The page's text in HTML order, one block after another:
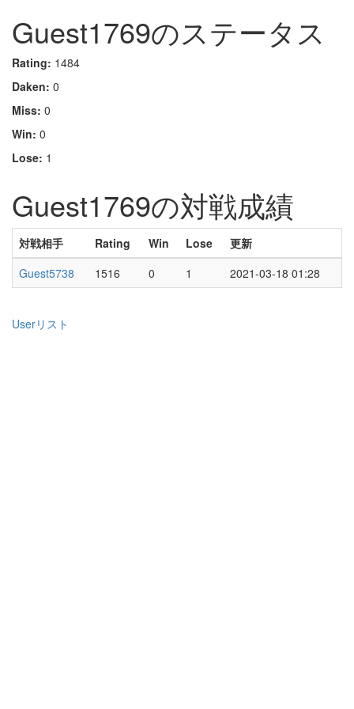
Guest1769のステータス
Rating: 1484
Daken: 0
Miss: 0
Win: 0
Lose: 1
Guest1769の対戦成績
対戦相手 Rating Win Lose
更新
Guest5738
1516 0 1 2021-03-18 01:28
Userリスト